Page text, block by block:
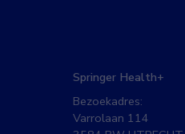
Springer Health+
Bezoekadres:
Varrolaan 114